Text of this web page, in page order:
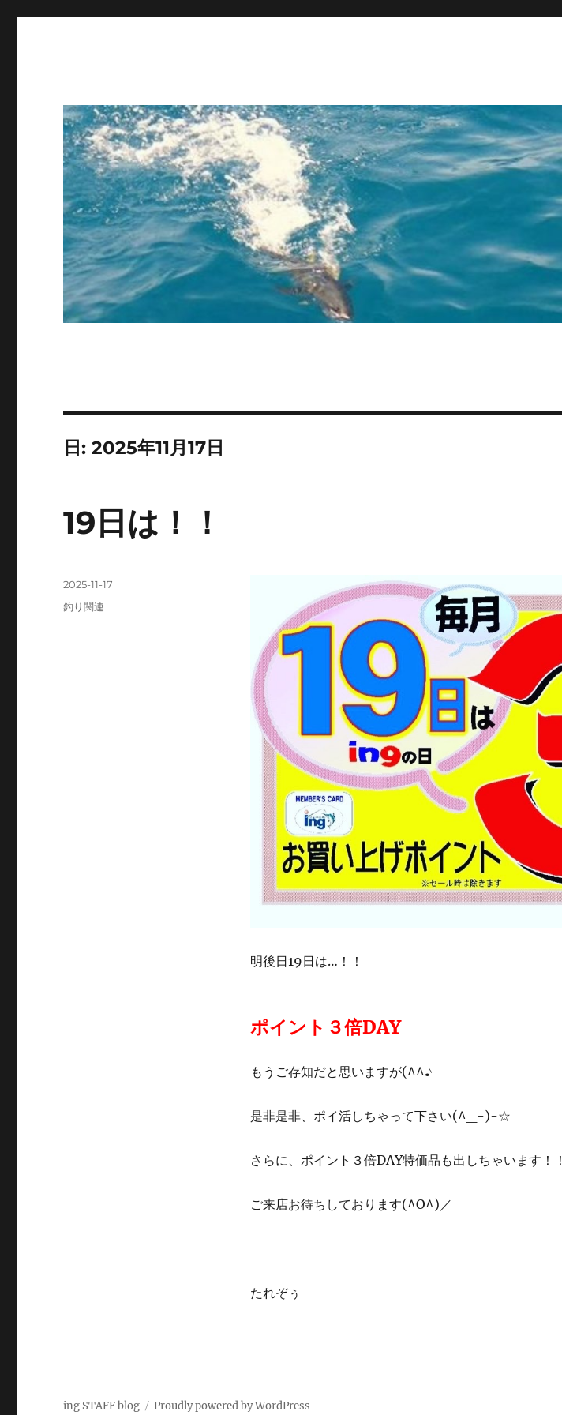
日:2025年11月17日
19日は！！
明後日19日は…！！
ポイント ３倍DAY
もうご存知だと思いますが(^^♪
是非是非、ポイ活しちゃって下さい(^_-)-☆
さらに、ポイント３倍DAY特価品も出しちゃいます！！
ご来店お待ちしております(^O^)／
たれぞぅ
投
稿
2025-11-17
カ
釣り関連
ing STAFF blog Proudly powered by WordPress